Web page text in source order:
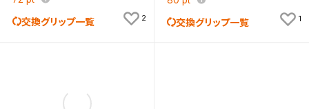
交換グリップ一覧 2 交換グリップ一覧 1